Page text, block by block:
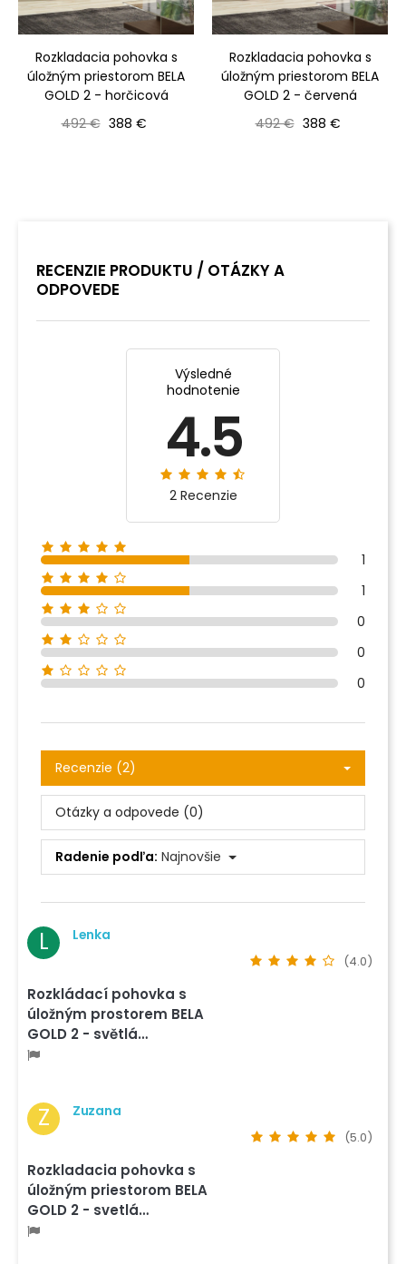
Rozkladacia pohovka s
úložným priestorom BELA
GOLD 2 - horčicová
Bežná cena
492 € Cena
388 €
Rozkladacia pohovka s
úložným priestorom BELA
GOLD 2 - červená
Bežná cena
492 € Cena
388 €
‹ ›
RECENZIE PRODUKTU / OTÁZKY A
ODPOVEDE
Výsledné
hodnotenie
4.5
2 Recenzie
1
1
0
0
0
Recenzie (2)
Otázky a odpovede (0)
Radenie podľa: Najnovšie
L Lenka
(4.0)
Rozkládací pohovka s
úložným prostorem BELA
GOLD 2 - světlá…
Z Zuzana
(5.0)
Rozkladacia pohovka s
úložným priestorom BELA
GOLD 2 - svetlá…